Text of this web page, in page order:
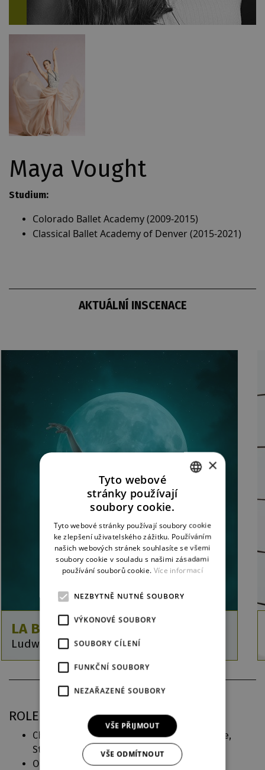
Maya Vought
Studium:
Colorado Ballet Academy (2009-2015)
Classical Ballet Academy of Denver (2015-2021)
AKTUÁLNÍ INSCENACE
LA BAYADÈRE
Ludwig Minkus / Michal Štípa
ROLE V DJKT
Chrámové tanečnice, Odalisky, Pas de quatre,
Stíny, Waltz ( La Bayadère)
Občané - ženy (Návštěva staré dámy
GERMAN
×
Tyto webové
stránky používají
soubory cookie.
Tyto webové stránky používají soubory cookie
ke zlepšení uživatelského zážitku. Používáním
našich webových stránek souhlasíte se všemi
soubory cookie v souladu s našimi zásadami
používání souborů cookie. Více informací
NEZBYTNĚ NUTNÉ SOUBORY
VÝKONOVÉ SOUBORY
SOUBORY CÍLENÍ
FUNKČNÍ SOUBORY
NEZAŘAZENÉ SOUBORY
VŠE PŘIJMOUT
VŠE ODMÍTNOUT